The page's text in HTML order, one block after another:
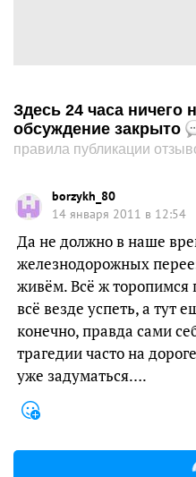
Здесь 24 часа ничего
обсуждение закрыто
правила публикации
borzykh_80
14 января 2011 в 12:54
Да не должно в наше
железнодорожных
живём. Всё ж торопимся
всё везде успеть, а тут
конечно, правда сами
трагедии часто на
уже задуматься….